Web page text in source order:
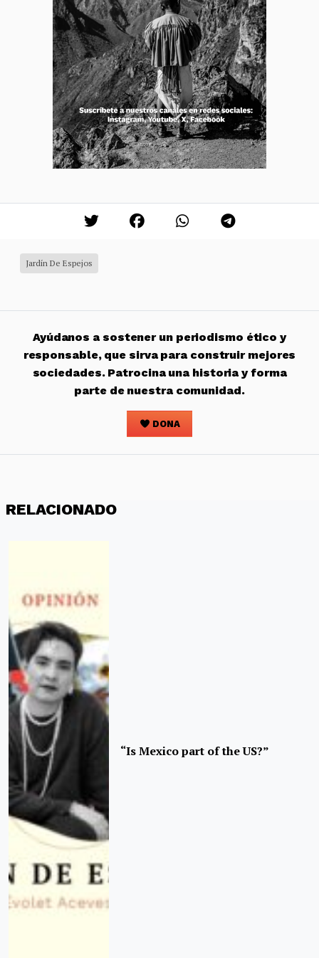
Jardín De Espejos
Ayúdanos a sostener un periodismo ético y
responsable, que sirva para construir mejores
sociedades. Patrocina una historia y forma
parte de nuestra comunidad.
DONA
RELACIONADO
“Is Mexico part of the US?”